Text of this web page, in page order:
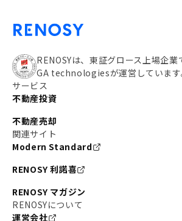
RENOSYは、東証グロース上場企業
GA technologiesが運営しています
サービス
不動産投資
不動産売却
関連サイト
Modern Standard
RENOSY 利諾喜
RENOSY マガジン
RENOSYについて
運営会社